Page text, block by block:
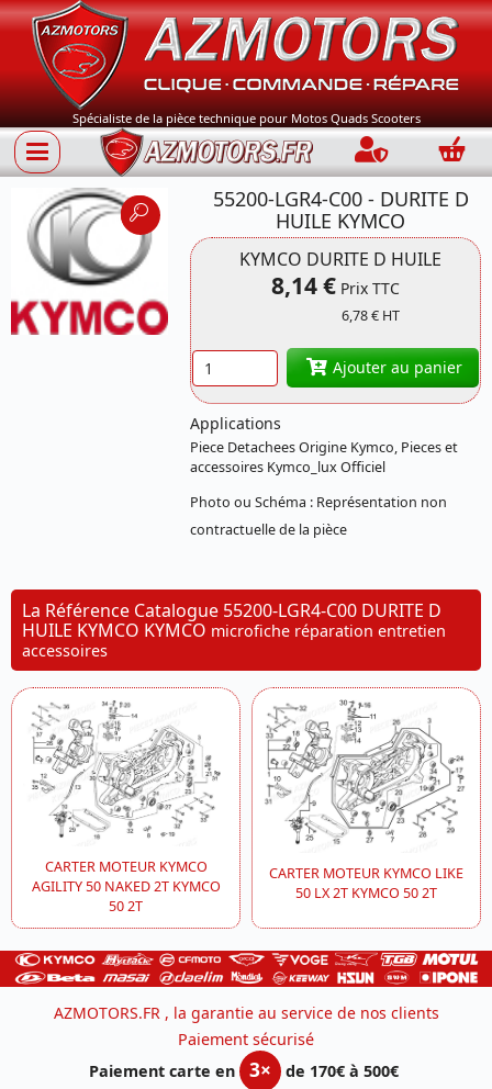
Spécialiste de la pièce technique pour Motos Quads Scooters
Connection
Référence 55200-
LGR4-C00 KYMCO
55200-LGR4-C00 - DURITE D
HUILE KYMCO
KYMCO DURITE D HUILE
8,14 €Prix TTC
6,78 € HT
Quantité Ajouter au panier
Applications
Piece Detachees Origine Kymco, Pieces et
accessoires Kymco_lux Officiel
Photo ou Schéma : Représentation non
contractuelle de la pièce
La Référence Catalogue 55200-LGR4-C00 DURITE D
HUILE KYMCO KYMCO microfiche réparation entretien
accessoires
CARTER MOTEUR KYMCO
AGILITY 50 NAKED 2T KYMCO
50 2T
CARTER MOTEUR KYMCO LIKE
50 LX 2T KYMCO 50 2T
AZMOTORS.FR , la garantie au service de nos clients
Paiement sécurisé
Paiement carte en
3×
de 170€ à 500€